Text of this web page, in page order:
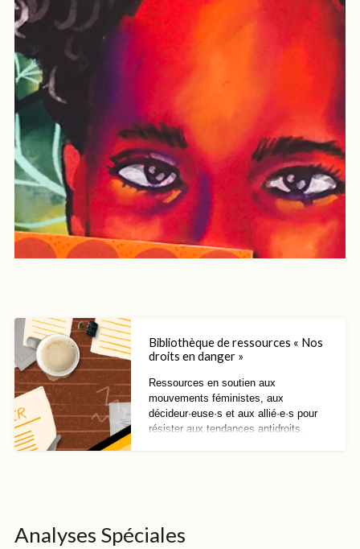
Bibliothèque de ressources « Nos
droits en danger »
Ressources en soutien aux
mouvements féministes, aux
décideur·euse·s et aux allié·e·s pour
résister aux tendances antidroits.
Analyses Spéciales